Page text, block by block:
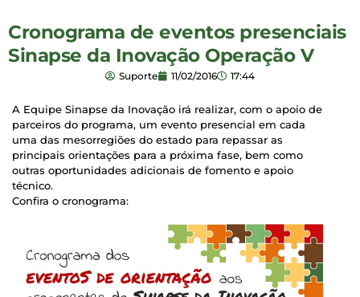
Cronograma de eventos presenciais
Sinapse da Inovação Operação V
Suporte 11/02/2016 17:44
A Equipe Sinapse da Inovação irá realizar, com o apoio de
parceiros do programa, um evento presencial em cada
uma das mesorregiões do estado para repassar as
principais orientações para a próxima fase, bem como
outras oportunidades adicionais de fomento e apoio
técnico.
Confira o cronograma: